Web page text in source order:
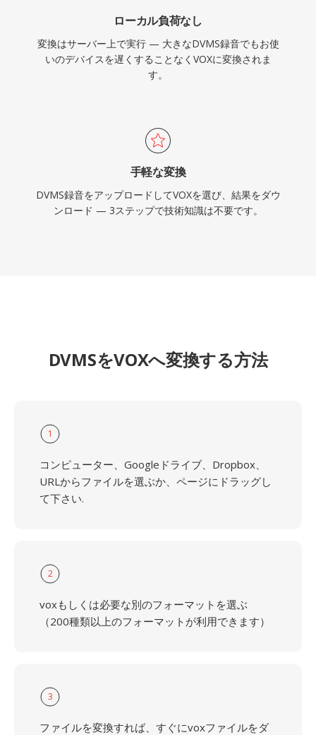
ローカル負荷なし
変換はサーバー上で実行 — 大きなDVMS録音でもお使
いのデバイスを遅くすることなくVOXに変換されま
す。
手軽な変換
DVMS録音をアップロードしてVOXを選び、結果をダウ
ンロード — 3ステップで技術知識は不要です。
DVMSをVOXへ変換する方法
1
コンピューター、Googleドライブ、Dropbox、
URLからファイルを選ぶか、ページにドラッグし
て下さい.
2
voxもしくは必要な別のフォーマットを選ぶ
（200種類以上のフォーマットが利用できます）
3
ファイルを変換すれば、すぐにvoxファイルをダ